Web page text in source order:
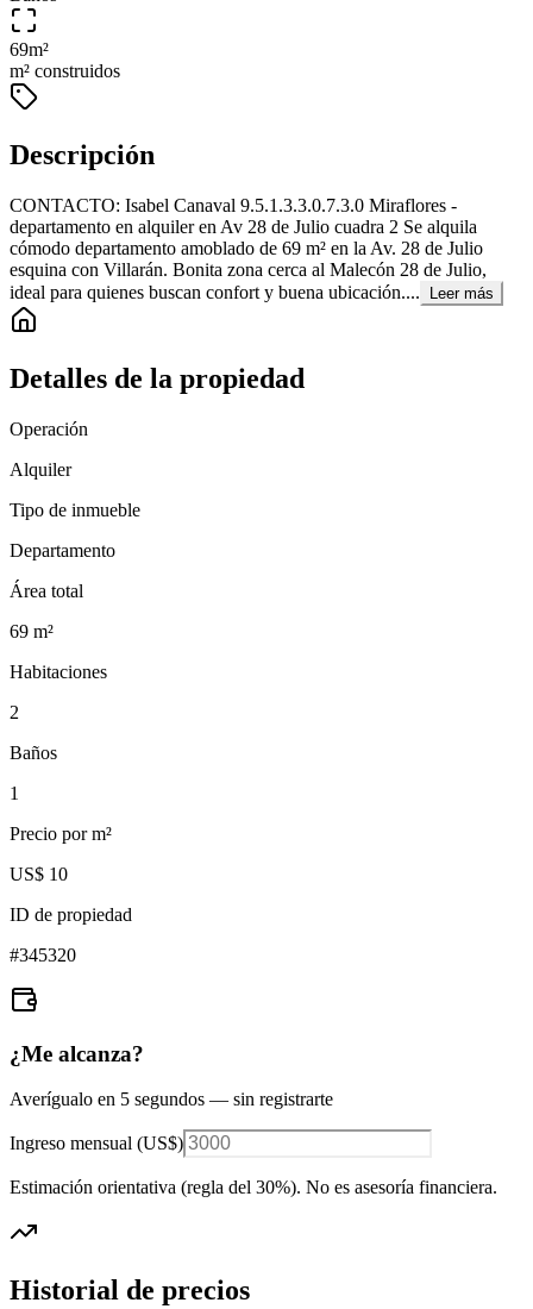
69m²
m² construidos
Descripción
CONTACTO: Isabel Canaval 9.5.1.3.3.0.7.3.0 Miraflores -
departamento en alquiler en Av 28 de Julio cuadra 2 Se alquila
cómodo departamento amoblado de 69 m² en la Av. 28 de Julio
esquina con Villarán. Bonita zona cerca al Malecón 28 de Julio,
ideal para quienes buscan confort y buena ubicación....
Leer más
Detalles de la propiedad
Operación
Alquiler
Tipo de inmueble
Departamento
Área total
69 m²
Habitaciones
2
Baños
1
Precio por m²
US$ 10
ID de propiedad
#345320
¿Me alcanza?
Averígualo en 5 segundos — sin registrarte
Ingreso mensual (US$)
Estimación orientativa (regla del 30%). No es asesoría financiera.
Historial de precios